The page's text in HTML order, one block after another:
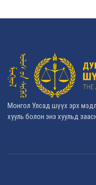
Монгол Улсад шүүх эрх
хууль болон энэ хуульд